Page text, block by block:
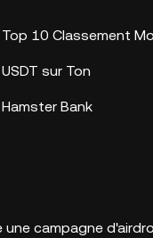
10 Classement
sur Ton
Bank
une campagne